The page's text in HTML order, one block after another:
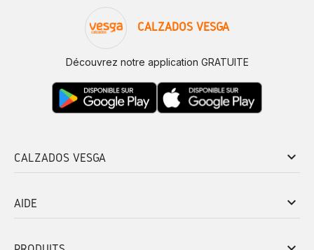
CALZADOS VESGA
Découvrez notre application GRATUITE
CALZADOS VESGA keyboard_arrow_down
AIDE keyboard_arrow_down